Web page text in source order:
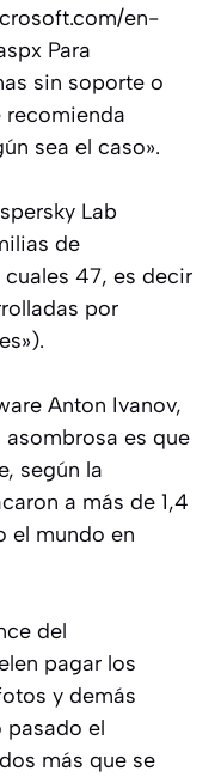
en-
Para
sin soporte o
recomienda
sea el caso».
Lab
de
47, es decir
por
Anton Ivanov,
asombrosa es que
según la
a más de 1,4
el mundo en
del
pagar los
y demás
pasado el
más que se